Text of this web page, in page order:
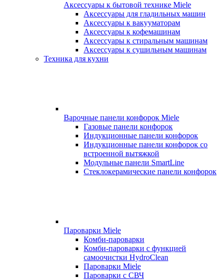
Аксессуары к бытовой технике Miele
Аксессуары для гладильных машин
Аксессуары к вакууматорам
Аксессуары к кофемашинам
Аксессуары к стиральным машинам
Аксессуары к сушильным машинам
Техника для кухни
Варочные панели конфорок Miele
Газовые панели конфорок
Индукционные панели конфорок
Индукционные панели конфорок со
встроенной вытяжкой
Модульные панели SmartLine
Стеклокерамические панели конфорок
Пароварки Miele
Комби-пароварки
Комби-пароварки с функцией
самоочистки HydroClean
Пароварки Miele
Пароварки с СВЧ